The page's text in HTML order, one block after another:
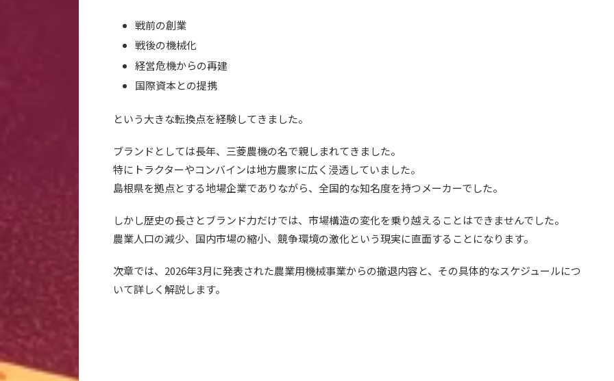
戦前の創業
戦後の機械化
経営危機からの再建
国際資本との提携
という大きな転換点を経験してきました。
ブランドとしては長年、三菱農機の名で親しまれてきました。
特にトラクターやコンバインは地方農家に広く浸透していました。
島根県を拠点とする地場企業でありながら、全国的な知名度を持つメーカーでした。
しかし歴史の長さとブランド力だけでは、市場構造の変化を乗り越えることはできませんでした。
農業人口の減少、国内市場の縮小、競争環境の激化という現実に直面することになります。
次章では、2026年3月に発表された農業用機械事業からの撤退内容と、その具体的なスケジュールにつ
いて詳しく解説します。